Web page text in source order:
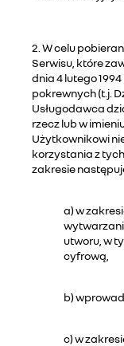
2. W celu
Serwisu, które
dnia 4 lutego
pokrewnych (t.j.
Usługodawca
rzecz lub w
Użytkownikowi
korzystania z
zakresie
a) w
utworu, w
cyfrową,
b)
c) w